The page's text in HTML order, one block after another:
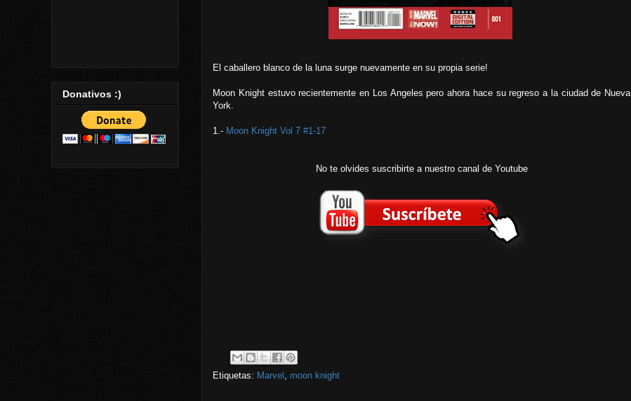
El caballero blanco de la luna surge nuevamente en su propia serie!
Moon Knight estuvo recientemente en Los Angeles pero ahora hace su regreso a la ciudad de Nueva
York.
1.- Moon Knight Vol 7 #1-17
No te olvides suscribirte a nuestro canal de Youtube
Etiquetas: Marvel moon knight
Donativos :)